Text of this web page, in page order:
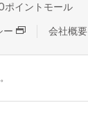
ポイントモール
ー 会社概要